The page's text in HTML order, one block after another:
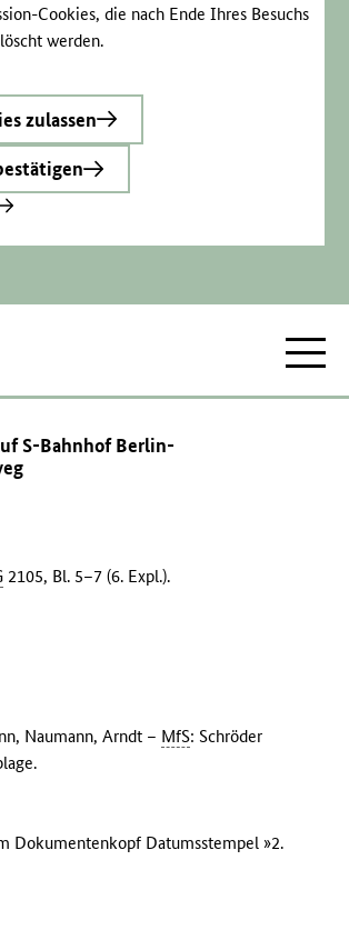
Cookies, die nach Ende Ihres Besuchs
werden.
zulassen
S-Bahnhof Berlin-
2105, Bl. 5–7 (6. Expl.).
Naumann, Arndt – MfS: Schröder
Dokumentenkopf Datumsstempel »2.